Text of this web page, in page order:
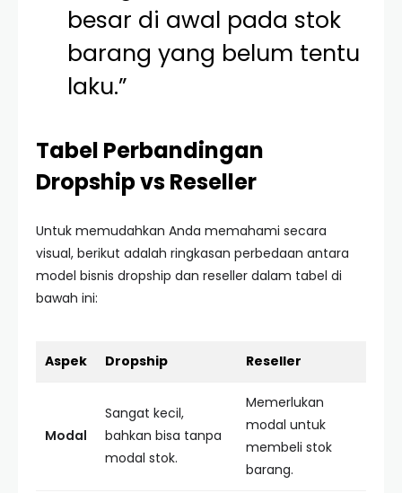
besar di awal pada stok
barang yang belum tentu
laku.”
Tabel Perbandingan
Dropship vs Reseller
Untuk memudahkan Anda memahami secara
visual, berikut adalah ringkasan perbedaan antara
model bisnis dropship dan reseller dalam tabel di
bawah ini:
Aspek Dropship Reseller
Modal
Sangat kecil,
bahkan bisa tanpa
modal stok.
Memerlukan
modal untuk
membeli stok
barang.